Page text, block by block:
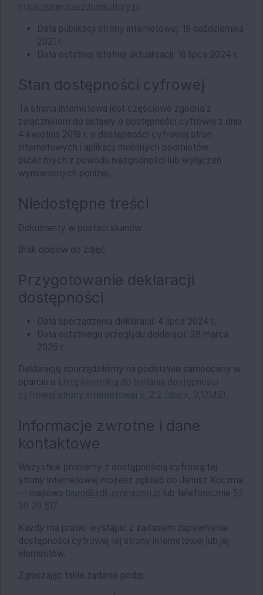
https://znin.naszdomkultury.pl
Data publikacji strony internetowej: 19 października
2021 r.
Data ostatniej istotnej aktualizacji: 16 lipca 2024 r.
Stan dostępności cyfrowej
Ta strona internetowa jest częściowo zgodna z
załącznikiem do ustawy o dostępności cyfrowej z dnia
4 kwietnia 2019 r. o dostępności cyfrowej stron
internetowych i aplikacji mobilnych podmiotów
publicznych z powodu niezgodności lub wyłączeń
wymienionych poniżej.
Niedostępne treści
Dokumenty w postaci skanów
Brak opisów do zdjęć
Przygotowanie deklaracji
dostępności
Data sporządzenia deklaracji: 4 lipca 2024 r.
Data ostatniego przeglądu deklaracji: 28 marca
2025 r.
Deklarację sporządziliśmy na podstawie samooceny w
oparciu o Listę kontrolną do badania dostępności
cyfrowej strony internetowej v. 2.2 (docx, 0,12MB)
Informacje zwrotne i dane
kontaktowe
Wszystkie problemy z dostępnością cyfrową tej
strony internetowej możesz zgłosić do Janusz Kuczma
— mejlowo biuro@zdk.gminaznin.pl lub telefonicznie 52
30 20 517.
Każdy ma prawo wystąpić z żądaniem zapewnienia
dostępności cyfrowej tej strony internetowej lub jej
elementów.
Zgłaszając takie żądanie podaj: